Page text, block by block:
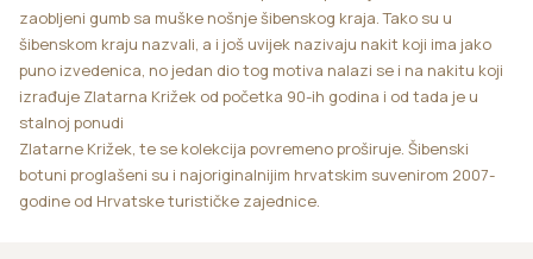
zaobljeni gumb sa muške nošnje šibenskog kraja. Tako su u
šibenskom kraju nazvali, a i još uvijek nazivaju nakit koji ima jako
puno izvedenica, no jedan dio tog motiva nalazi se i na nakitu koji
izrađuje Zlatarna Križek od početka 90-ih godina i od tada je u
stalnoj ponudi
Zlatarne Križek, te se kolekcija povremeno proširuje. Šibenski
botuni proglašeni su i najoriginalnijim hrvatskim suvenirom 2007-
godine od Hrvatske turističke zajednice.